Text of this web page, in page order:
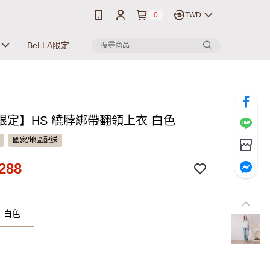
0 TWD
BeLLA限定
定】HS 繞脖綁帶翻領上衣 白色
國家/地區配送
白色